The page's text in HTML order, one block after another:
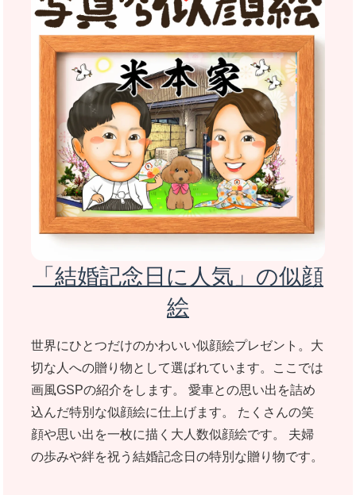
「結婚記念日に人気」の似顔
絵
世界にひとつだけのかわいい似顔絵プレゼント。大
切な人への贈り物として選ばれています。ここでは
画風GSPの紹介をします。 愛車との思い出を詰め
込んだ特別な似顔絵に仕上げます。 たくさんの笑
顔や思い出を一枚に描く大人数似顔絵です。 夫婦
の歩みや絆を祝う結婚記念日の特別な贈り物です。